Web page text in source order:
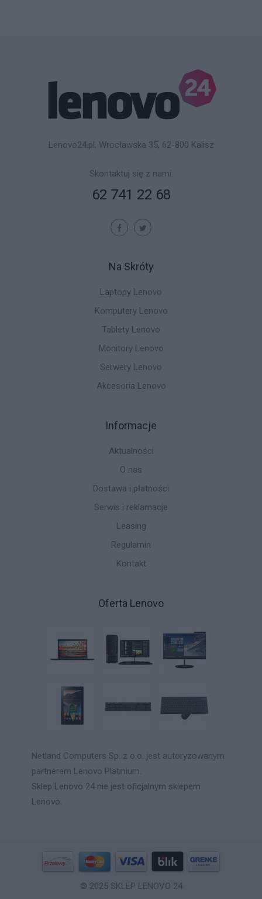
Lenovo24.pl, Wrocławska 35, 62-800 Kalisz
Skontaktuj się z nami:
62 741 22 68
Na Skróty
Laptopy Lenovo
Komputery Lenovo
Tablety Lenovo
Monitory Lenovo
Serwery Lenovo
Akcesoria Lenovo
Informacje
Aktualności
O nas
Dostawa i płatności
Serwis i reklamacje
Leasing
Regulamin
Kontakt
Oferta Lenovo
Netland Computers Sp. z o.o. jest autoryzowanym
partnerem Lenovo Platinium.
Sklep Lenovo 24 nie jest oficjalnym sklepem
Lenovo.
© 2025 SKLEP LENOVO 24